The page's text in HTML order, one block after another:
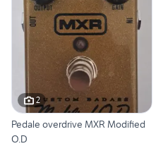
2
Pedale overdrive MXR Modified
O.D